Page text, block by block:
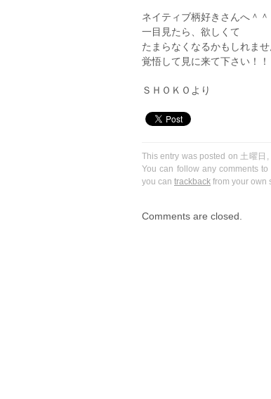
ネイティブ柄好きさんへ＾＾
一目見たら、欲しくて
たまらなくなるかもしれませ
覚悟して見に来て下さい！！
ＳＨＯＫＯより
This entry was posted on 土曜
You can follow any comments
you can trackback from your own
Comments are closed.